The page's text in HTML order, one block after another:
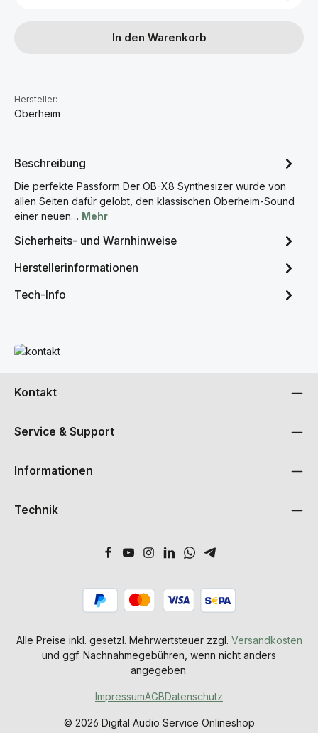
In den Warenkorb
Hersteller:
Oberheim
Beschreibung
Die perfekte Passform Der OB-X8 Synthesizer wurde von
allen Seiten dafür gelobt, den klassischen Oberheim-Sound
einer neuen… Mehr
Sicherheits- und Warnhinweise
Herstellerinformationen
Tech-Info
Mehr erfahren
Kontakt
Service & Support
Informationen
Technik
Alle Preise inkl. gesetzl. Mehrwertsteuer zzgl. Versandkosten
und ggf. Nachnahmegebühren, wenn nicht anders
angegeben.
© 2026 Digital Audio Service Onlineshop
ImpressumAGBDatenschutz